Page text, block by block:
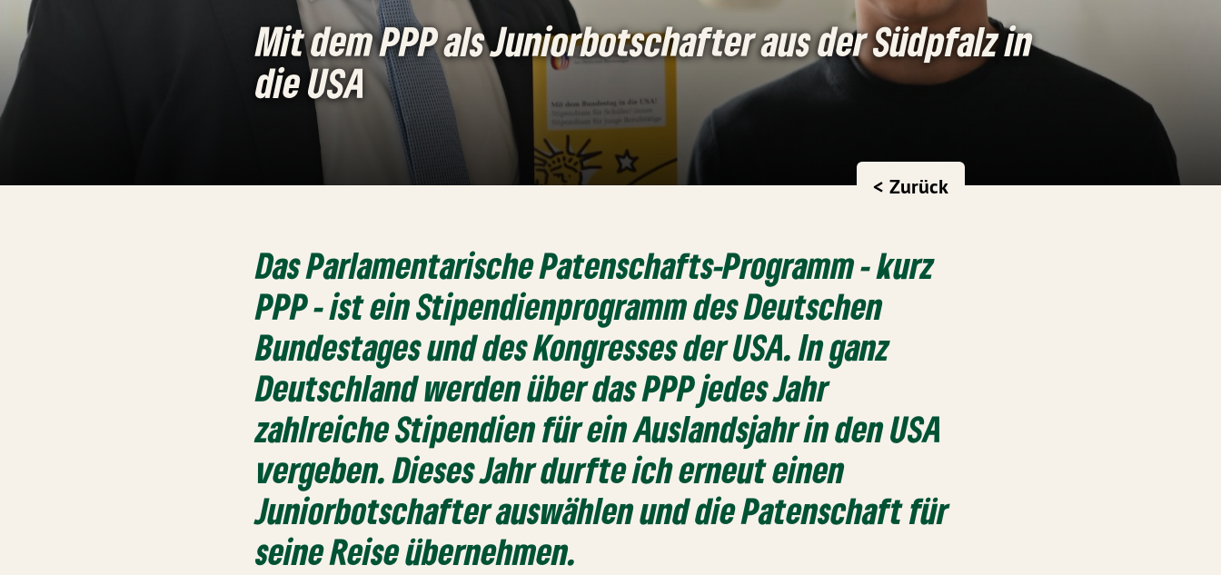
Mit dem PPP als Juniorbotschafter aus der Südpfalz in
die USA
< Zurück
Das Parlamentarische Patenschafts-Programm - kurz
PPP - ist ein Stipendienprogramm des Deutschen
Bundestages und des Kongresses der USA. In ganz
Deutschland werden über das PPP jedes Jahr
zahlreiche Stipendien für ein Auslandsjahr in den USA
vergeben. Dieses Jahr durfte ich erneut einen
Juniorbotschafter auswählen und die Patenschaft für
seine Reise übernehmen.